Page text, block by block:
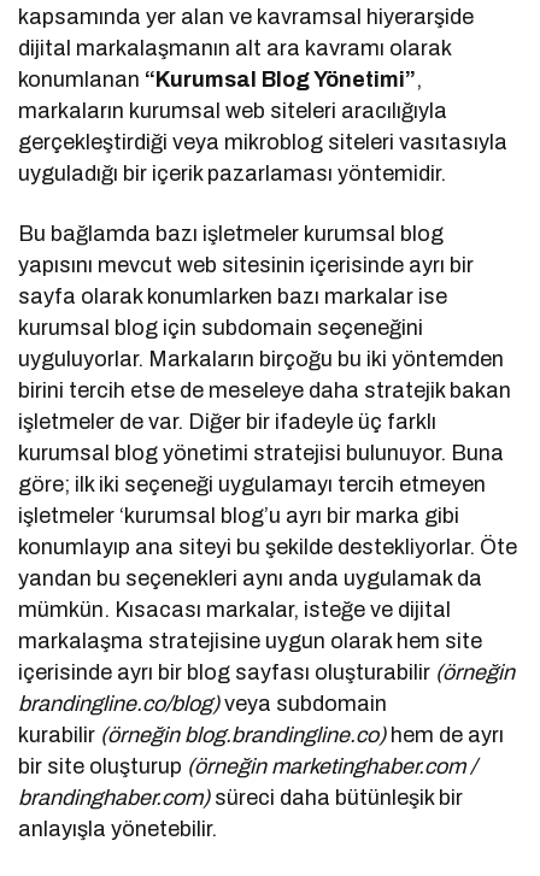
kapsamında yer alan ve kavramsal hiyerarşide
dijital markalaşmanın alt ara kavramı olarak
konumlanan “Kurumsal Blog Yönetimi”,
markaların kurumsal web siteleri aracılığıyla
gerçekleştirdiği veya mikroblog siteleri vasıtasıyla
uyguladığı bir içerik pazarlaması yöntemidir.
Bu bağlamda bazı işletmeler kurumsal blog
yapısını mevcut web sitesinin içerisinde ayrı bir
sayfa olarak konumlarken bazı markalar ise
kurumsal blog için subdomain seçeneğini
uyguluyorlar. Markaların birçoğu bu iki yöntemden
birini tercih etse de meseleye daha stratejik bakan
işletmeler de var. Diğer bir ifadeyle üç farklı
kurumsal blog yönetimi stratejisi bulunuyor. Buna
göre; ilk iki seçeneği uygulamayı tercih etmeyen
işletmeler ‘kurumsal blog’u ayrı bir marka gibi
konumlayıp ana siteyi bu şekilde destekliyorlar. Öte
yandan bu seçenekleri aynı anda uygulamak da
mümkün. Kısacası markalar, isteğe ve dijital
markalaşma stratejisine uygun olarak hem site
içerisinde ayrı bir blog sayfası oluşturabilir (örneğin
brandingline.co/blog)veya subdomain
kurabilir (örneğin blog.brandingline.co)hem de ayrı
bir site oluşturup (örneğin marketinghaber.com /
brandinghaber.com) süreci daha bütünleşik bir
anlayışla yönetebilir.